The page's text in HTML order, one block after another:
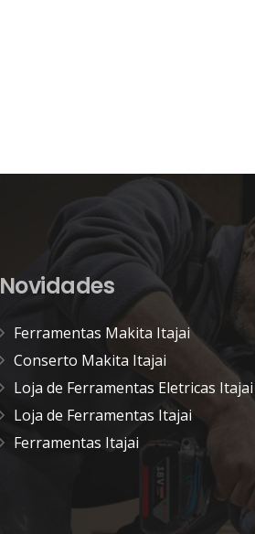
Novidades
Ferramentas Makita Itajai
Conserto Makita Itajai
Loja de Ferramentas Eletricas Itajai
Loja de Ferramentas Itajai
Ferramentas Itajai